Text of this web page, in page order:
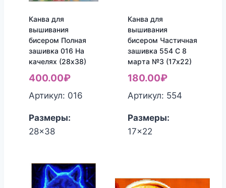
Канва для
вышивания
бисером Полная
зашивка 016 На
качелях (28х38)
400.00₽
Артикул: 016
Размеры:
28x38
Канва для
вышивания
бисером Частичная
зашивка 554 С 8
марта №3 (17х22)
180.00₽
Артикул: 554
Размеры:
17x22